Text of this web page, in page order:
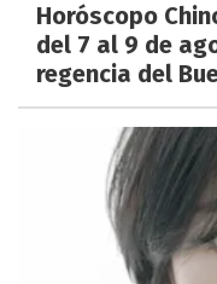
Horóscopo
del 7 al 9 de
regencia del